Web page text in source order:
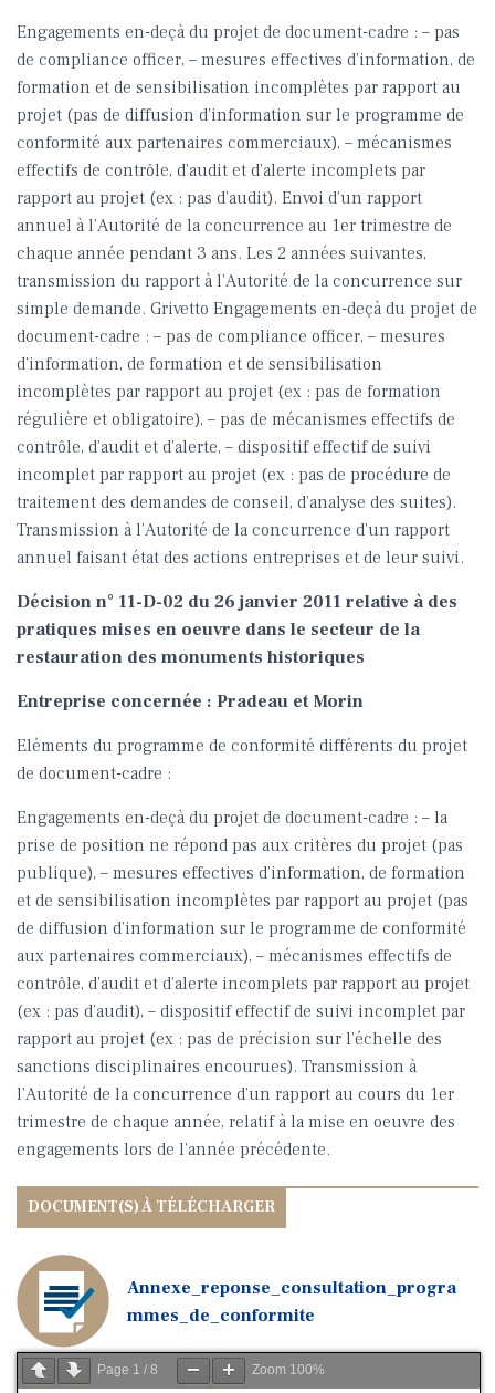
Engagements en-deçà du projet de document-cadre : – pas
de compliance officer, – mesures effectives d’information, de
formation et de sensibilisation incomplètes par rapport au
projet (pas de diffusion d’information sur le programme de
conformité aux partenaires commerciaux), – mécanismes
effectifs de contrôle, d’audit et d’alerte incomplets par
rapport au projet (ex : pas d’audit). Envoi d’un rapport
annuel à l’Autorité de la concurrence au 1er trimestre de
chaque année pendant 3 ans. Les 2 années suivantes,
transmission du rapport à l’Autorité de la concurrence sur
simple demande. Grivetto Engagements en-deçà du projet de
document-cadre : – pas de compliance officer, – mesures
d’information, de formation et de sensibilisation
incomplètes par rapport au projet (ex : pas de formation
régulière et obligatoire), – pas de mécanismes effectifs de
contrôle, d’audit et d’alerte, – dispositif effectif de suivi
incomplet par rapport au projet (ex : pas de procédure de
traitement des demandes de conseil, d’analyse des suites).
Transmission à l’Autorité de la concurrence d’un rapport
annuel faisant état des actions entreprises et de leur suivi.
Décision n° 11-D-02 du 26 janvier 2011 relative à des
pratiques mises en oeuvre dans le secteur de la
restauration des monuments historiques
Entreprise concernée : Pradeau et Morin
Eléments du programme de conformité différents du projet
de document-cadre :
Engagements en-deçà du projet de document-cadre : – la
prise de position ne répond pas aux critères du projet (pas
publique), – mesures effectives d’information, de formation
et de sensibilisation incomplètes par rapport au projet (pas
de diffusion d’information sur le programme de conformité
aux partenaires commerciaux), – mécanismes effectifs de
contrôle, d’audit et d’alerte incomplets par rapport au projet
(ex : pas d’audit), – dispositif effectif de suivi incomplet par
rapport au projet (ex : pas de précision sur l’échelle des
sanctions disciplinaires encourues). Transmission à
l’Autorité de la concurrence d’un rapport au cours du 1er
trimestre de chaque année, relatif à la mise en oeuvre des
engagements lors de l’année précédente.
Annexe_reponse_consultation_progra
mmes_de_conformite
Page 1 / 8 Zoom 100%